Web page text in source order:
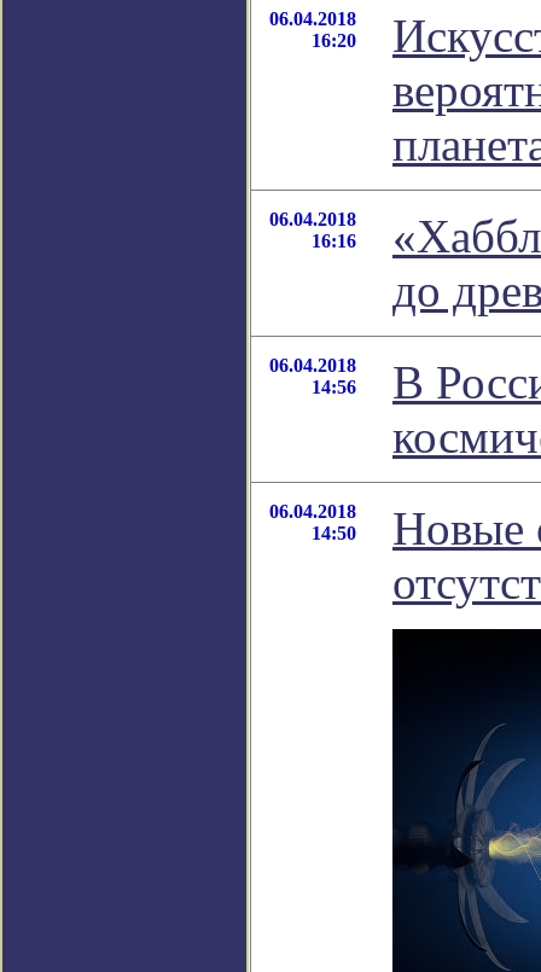
06.04.2018
16:20
06.04.2018
16:16
до
06.04.2018
14:56
В
06.04.2018
14:50
Новые